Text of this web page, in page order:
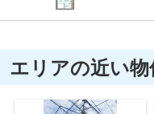
エリアの近い物